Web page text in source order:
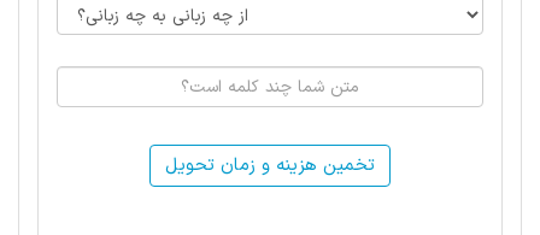
تخمین هزینه و زمان تحویل